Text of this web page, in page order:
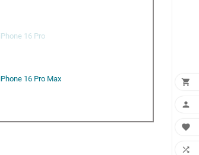
16 Pro
16 Pro Max



